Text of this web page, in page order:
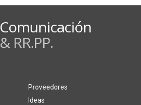
Comunicación
& RR.PP.
Proveedores
Ideas